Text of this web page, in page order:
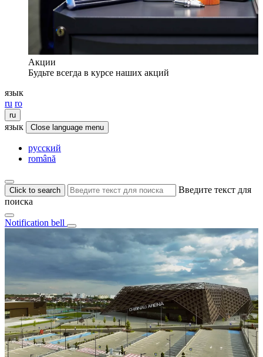
Акции
Будьте всегда в курсе наших акций
язык
ru ro
ru
язык Close language menu
русский
română
Click to search
Введите текст для
поиска
Notification bell